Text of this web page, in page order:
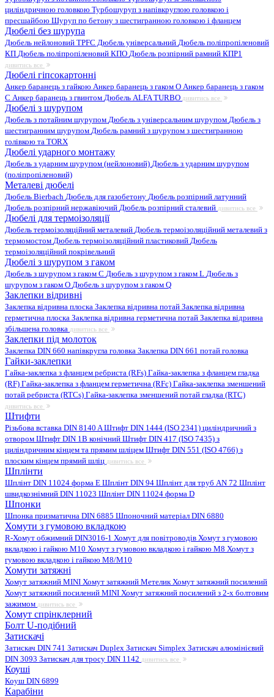
циліндричною головкою Турбошуруп з напівкруглою головкою і
пресшайбою Шуруп по бетону з шестигранною головкою і фланцем
Дюбелі без шурупа
Дюбель нейлоновий TPFC Дюбель універсальний Дюбель поліпропіленовий
КП Дюбель поліпропіленовий КПО Дюбель розпірний рамний КПР1
дивитись все
Дюбелі гіпсокартонні
Анкер баранець з гайкою Анкер баранець з гаком O Анкер баранець з гаком
С Анкер баранець з гвинтом Дюбель ALFA TURBO дивитись все
Дюбелі з шурупом
Дюбель з потайним шурупом Дюбель з універсальним шурупом Дюбель з
шестигранним шурупом Дюбель рамний з шурупом з шестигранною
голівкою та TORX
Дюбелі ударного монтажу
Дюбель з ударним шурупом (нейлоновий) Дюбель з ударним шурупом
(поліпропіленовий)
Металеві дюбелі
Дюбель Bierbach Дюбель для газобетону Дюбель розпірний латунний
Дюбель розпірний нержавіючий Дюбель розпірний сталевий дивитись все
Дюбелі для термоізоляції
Дюбель термоізоляційний металевий Дюбель термоізоляційний металевий з
термомостом Дюбель термоізоляційний пластиковий Дюбель
термоізоляційний покрівельний
Дюбелі з шурупом з гаком
Дюбель з шурупом з гаком C Дюбель з шурупом з гаком L Дюбель з
шурупом з гаком O Дюбель з шурупом з гаком Q
Заклепки відривні
Заклепка відривна плоска Заклепка відривна потай Заклепка відривна
герметична плоска Заклепка відривна герметична потай Заклепка відривна
збільшена головка дивитись все
Заклепки під молоток
Заклепка DIN 660 напівкругла головка Заклепка DIN 661 потай головка
Гайки-заклепки
Гайка-заклепка з фланцем ребриста (RFs) Гайка-заклепка з фланцем гладка
(RF) Гайка-заклепка з фланцем герметична (RFc) Гайка-заклепка зменшений
потай ребриста (RTCs) Гайка-заклепка зменшений потай гладка (RTC)
дивитись все
Штифти
Різьбова вставка DIN 8140 AШтифт DIN 1444 (ISO 2341) циліндричний з
отвором Штифт DIN 1B конічний Штифт DIN 417 (ISO 7435) з
циліндричним кінцем та прямим шліцем Штифт DIN 551 (ISO 4766) з
плоским кінцем прямий шліц дивитись все
Шплінти
Шплінт DIN 11024 форма E Шплінт DIN 94 Шплінт для труб AN 72 Шплінт
швидкознімний DIN 11023 Шплінт DIN 11024 форма D
Шпонки
Шпонка призматична DIN 6885 Шпоночний матеріал DIN 6880
Хомути з гумовою вкладкою
R-Хомут обжимний DIN3016-1 Хомут для повітроводів Хомут з гумовою
вкладкою і гайкою M10 Хомут з гумовою вкладкою і гайкою M8 Хомут з
гумовою вкладкою і гайкою М8/M10
Хомути затяжні
Хомут затяжний MINI Хомут затяжний МетеликХомут затяжний посилений
Хомут затяжний посилений MINI Хомут затяжний посилений з 2-х болтовим
зажимом дивитись все
Хомут спрінклерний
Болт U-подібний
Затискачі
Затискач DIN 741 Затискач Duplex Затискач Simplex Затискач алюмінієвий
DIN 3093 Затискач для тросу DIN 1142 дивитись все
Коуші
Коуш DIN 6899
Карабіни